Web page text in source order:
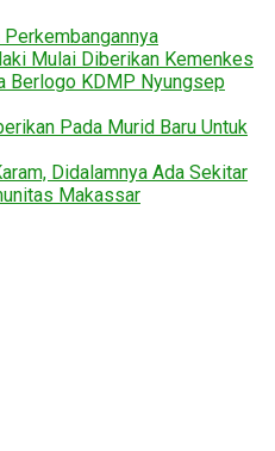
Mulai Diberikan Kemenkes
Berlogo KDMP Nyungsep
Pada Murid Baru Untuk
Didalamnya Ada Sekitar
Makassar